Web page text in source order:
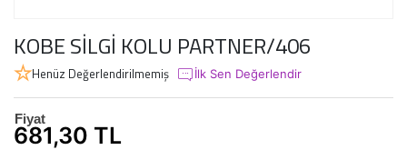
KOBE SİLGİ KOLU PARTNER/406
Henüz Değerlendirilmemiş İlk Sen Değerlendir
Fiyat
681,30 TL